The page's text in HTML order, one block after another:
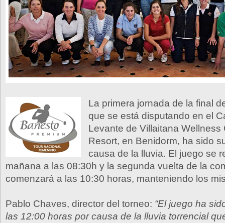
La primera jornada de la final
que se está disputando en el
Levante de Villaitana Wellness
Resort, en Benidorm, ha sido
causa de la lluvia. El juego se
mañana a las 08:30h y la segunda vuelta de la
comenzará a las 10:30 horas, manteniendo los
Pablo Chaves, director del torneo: “El juego ha
las 12:00 horas por causa de la lluvia torrencial